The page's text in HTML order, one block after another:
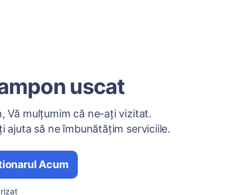
uscat
Vă mulțumim că ne-ați vizitat.
ajuta să ne îmbunătățim serviciile.
Acum